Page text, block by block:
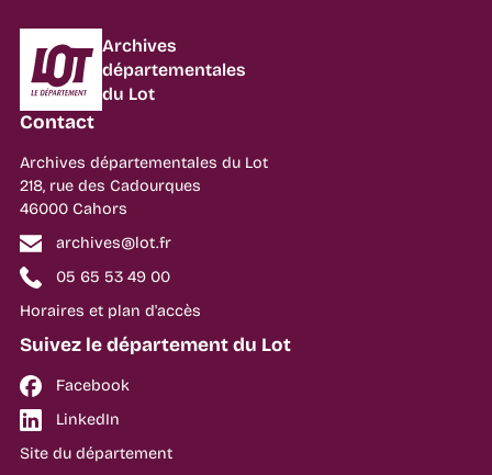
Département du Lot
Archives
départementales
du Lot
Contact
Archives départementales du Lot
218, rue des Cadourques
46000 Cahors
archives@lot.fr
05 65 53 49 00
Horaires et plan d'accès
Suivez le département du Lot
Facebook
LinkedIn
Site du département